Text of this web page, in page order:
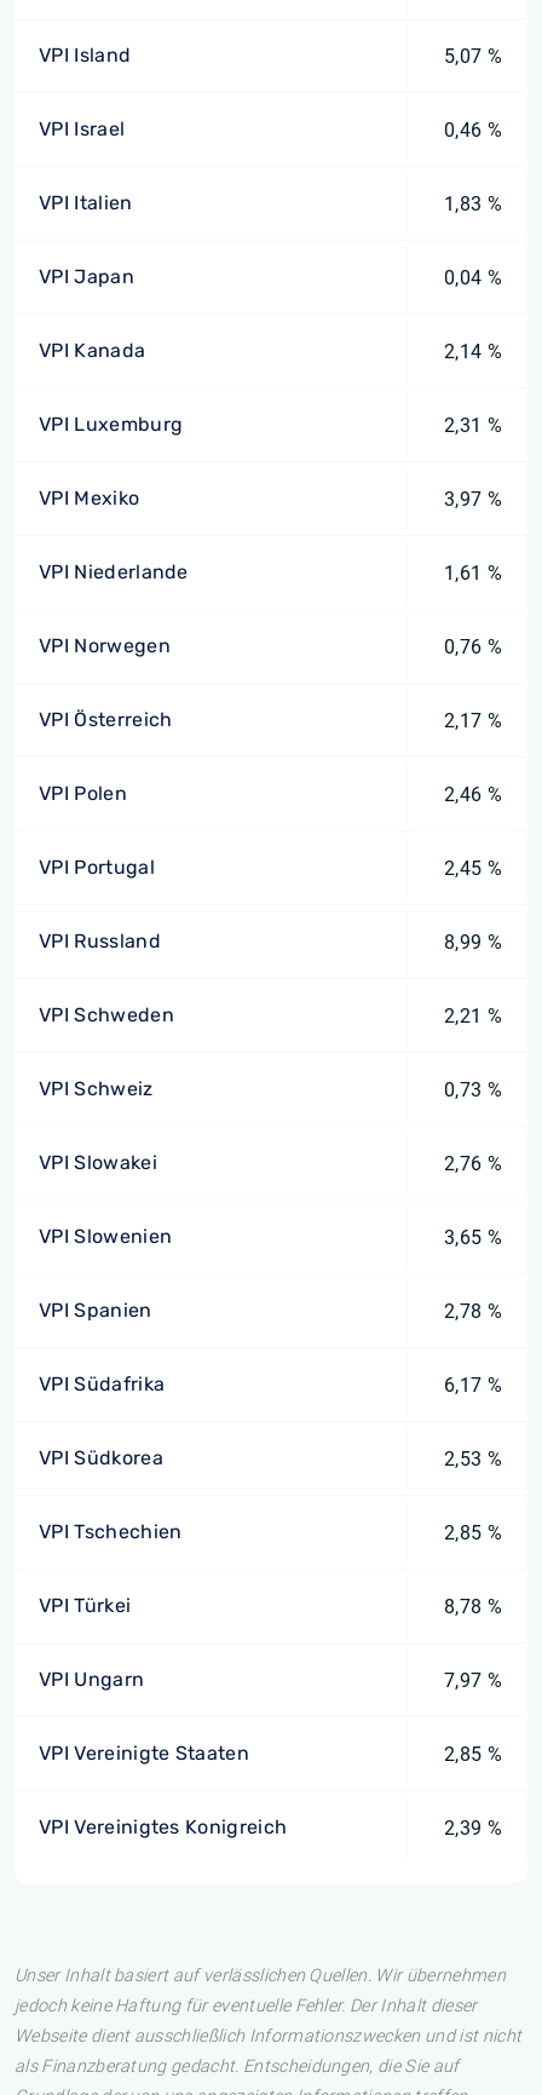
VPI Island 5,07 %
VPI Israel 0,46 %
VPI Italien 1,83 %
VPI Japan 0,04 %
VPI Kanada 2,14 %
VPI Luxemburg 2,31 %
VPI Mexiko 3,97 %
VPI Niederlande 1,61 %
VPI Norwegen 0,76 %
VPI Österreich 2,17 %
VPI Polen 2,46 %
VPI Portugal 2,45 %
VPI Russland 8,99 %
VPI Schweden 2,21 %
VPI Schweiz 0,73 %
VPI Slowakei 2,76 %
VPI Slowenien 3,65 %
VPI Spanien 2,78 %
VPI Südafrika 6,17 %
VPI Südkorea 2,53 %
VPI Tschechien 2,85 %
VPI Türkei 8,78 %
VPI Ungarn 7,97 %
VPI Vereinigte Staaten 2,85 %
VPI Vereinigtes Konigreich 2,39 %
Unser Inhalt basiert auf verlässlichen Quellen. Wir übernehmen
jedoch keine Haftung für eventuelle Fehler. Der Inhalt dieser
Webseite dient ausschließlich Informationszwecken und ist nicht
als Finanzberatung gedacht. Entscheidungen, die Sie auf